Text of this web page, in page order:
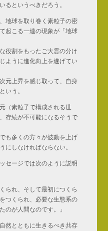
るというべきだろう。
地球を取り巻く素粒子の密
起こる一連の現象が「地球
役割をもったご大霊の分け
ように進化向上を遂げてい
元上昇を感じ取って、自身
いう。
（素粒子で構成される世
存続が不可能になるそうで
も多くの方々が波動を上げ
にしなければならない。
セージでは次のように説明
られ、そして最初につくら
つくられ、必要な生態系の
のが人間なのです。」
然とともに生きるべき共存